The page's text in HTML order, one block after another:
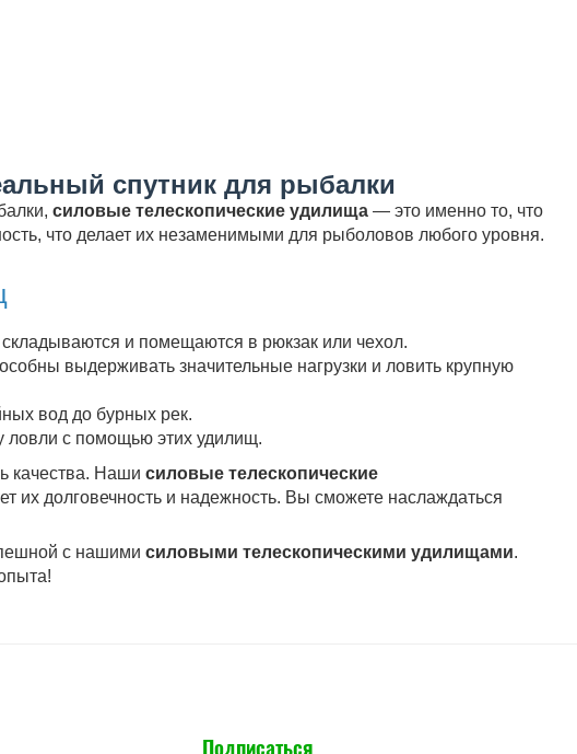
спутник для рыбалки
силовые телескопические удилища — это именно то, что
что делает их незаменимыми для рыболовов любого уровня.
складываются и помещаются в рюкзак или чехол.
выдерживать значительные нагрузки и ловить крупную
вод до бурных рек.
ловли с помощью этих удилищ.
качества. Наши силовые телескопические
их долговечность и надежность. Вы сможете наслаждаться
с нашими силовыми телескопическими удилищами.
Подписаться